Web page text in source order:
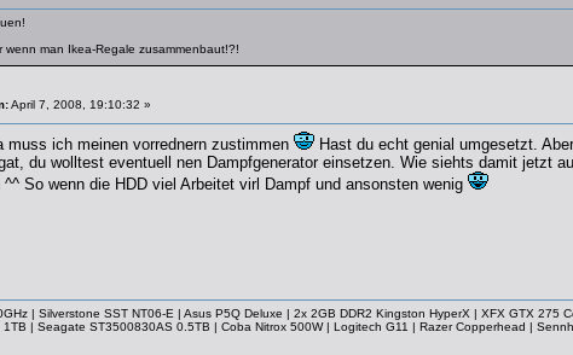
wenn man Ikea-Regale zusammenbaut!?!
April 7, 2008, 19:10:32 »
ich meinen vorrednern zustimmen
Hast du echt genial umgesetzt.
du wolltest eventuell nen Dampfgenerator einsetzen. Wie siehts damit jetzt
So wenn die HDD viel Arbeitet virl Dampf und ansonsten wenig
| Silverstone SST NT06-E | Asus P5Q Deluxe | 2x 2GB DDR2 Kingston HyperX | XFX GTX 275
| Seagate ST3500830AS 0.5TB | Coba Nitrox 500W | Logitech G11 | Razer Copperhead |